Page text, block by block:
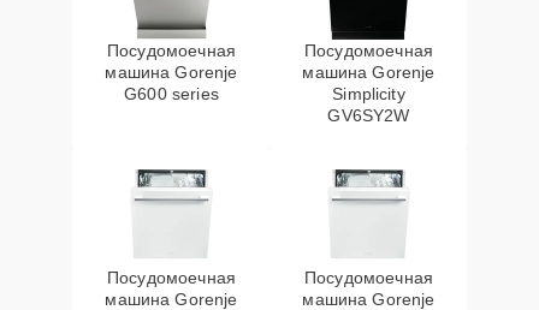
Посудомоечная
машина Gorenje
G600 series
Посудомоечная
машина Gorenje
Simplicity
GV6SY2W
Посудомоечная
машина Gorenje
Посудомоечная
машина Gorenje